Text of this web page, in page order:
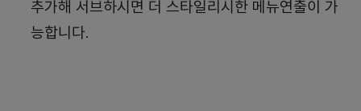
추가해 서브하시면 더 스타일리시한 메뉴연출이 가
능합니다.